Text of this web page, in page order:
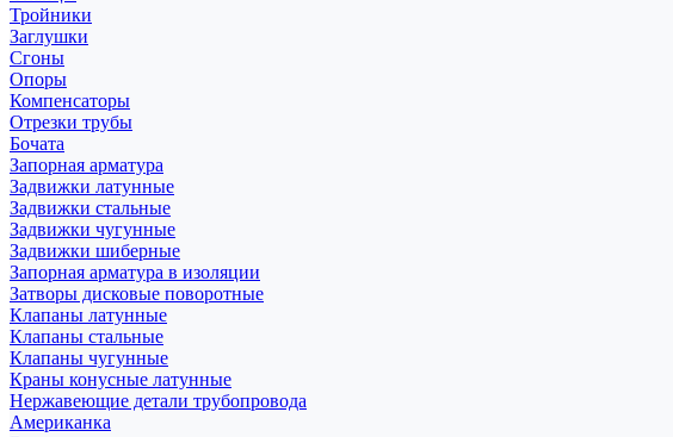
Тройники
Заглушки
Сгоны
Опоры
Компенсаторы
Отрезки трубы
Бочата
Запорная арматура
Задвижки латунные
Задвижки стальные
Задвижки чугунные
Задвижки шиберные
Запорная арматура в изоляции
Затворы дисковые поворотные
Клапаны латунные
Клапаны стальные
Клапаны чугунные
Краны конусные латунные
Нержавеющие детали трубопровода
Американка